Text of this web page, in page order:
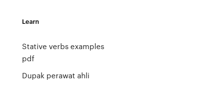
Learn
Stative verbs examples
pdf
Dupak perawat ahli